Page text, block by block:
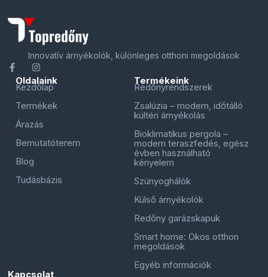
Innovatív árnyékolók, különleges otthoni megoldások
Oldalaink
Kezdőlap
Termékek
Árazás
Bemutatóterem
Blog
Tudásbázis
Termékeink
Redőnyrendszerek
Zsalúzia – modern, időtálló
kültéri árnyékolás
Bioklimatikus pergola –
modern teraszfedés, egész
évben használható
kényelem
Szúnyoghálók
Külső árnyékolók
Redőny garázskapuk
Smart home: Okos otthon
megoldások
Egyéb információk
Kapcsolat